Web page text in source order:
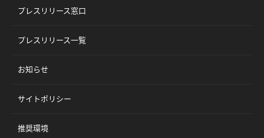
プレスリリース窓口
プレスリリース一覧
お知らせ
サイトポリシー
推奨環境